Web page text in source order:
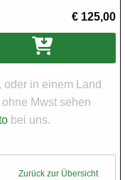
€ 125,00
in einem Land
Mwst sehen
bei uns.
Zurück zur Übersicht